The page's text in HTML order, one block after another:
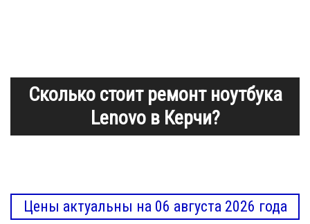
Сколько стоит ремонт ноутбука
Lenovo в Керчи?
Цены актуальны на 06 августа 2026 года